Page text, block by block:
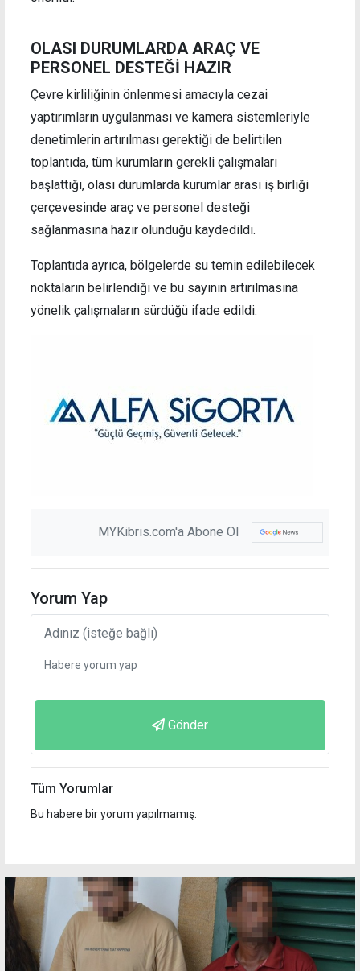
OLASI DURUMLARDA ARAÇ VE
PERSONEL DESTEĞİ HAZIR
Çevre kirliliğinin önlenmesi amacıyla cezai
yaptırımların uygulanması ve kamera sistemleriyle
denetimlerin artırılması gerektiği de belirtilen
toplantıda, tüm kurumların gerekli çalışmaları
başlattığı, olası durumlarda kurumlar arası iş birliği
çerçevesinde araç ve personel desteği
sağlanmasına hazır olunduğu kaydedildi.
Toplantıda ayrıca, bölgelerde su temin edilebilecek
noktaların belirlendiği ve bu sayının artırılmasına
yönelik çalışmaların sürdüğü ifade edildi.
MYKibris.com'a Abone Ol
Yorum Yap
Gönder
Tüm Yorumlar
Bu habere bir yorum yapılmamış.